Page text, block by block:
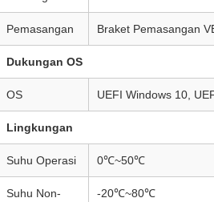
Pemasangan Braket Pemasangan
Dukungan OS
OS UEFI Windows 10,
Lingkungan
Suhu Operasi 0℃~50℃
Suhu Non-
-20℃~80℃